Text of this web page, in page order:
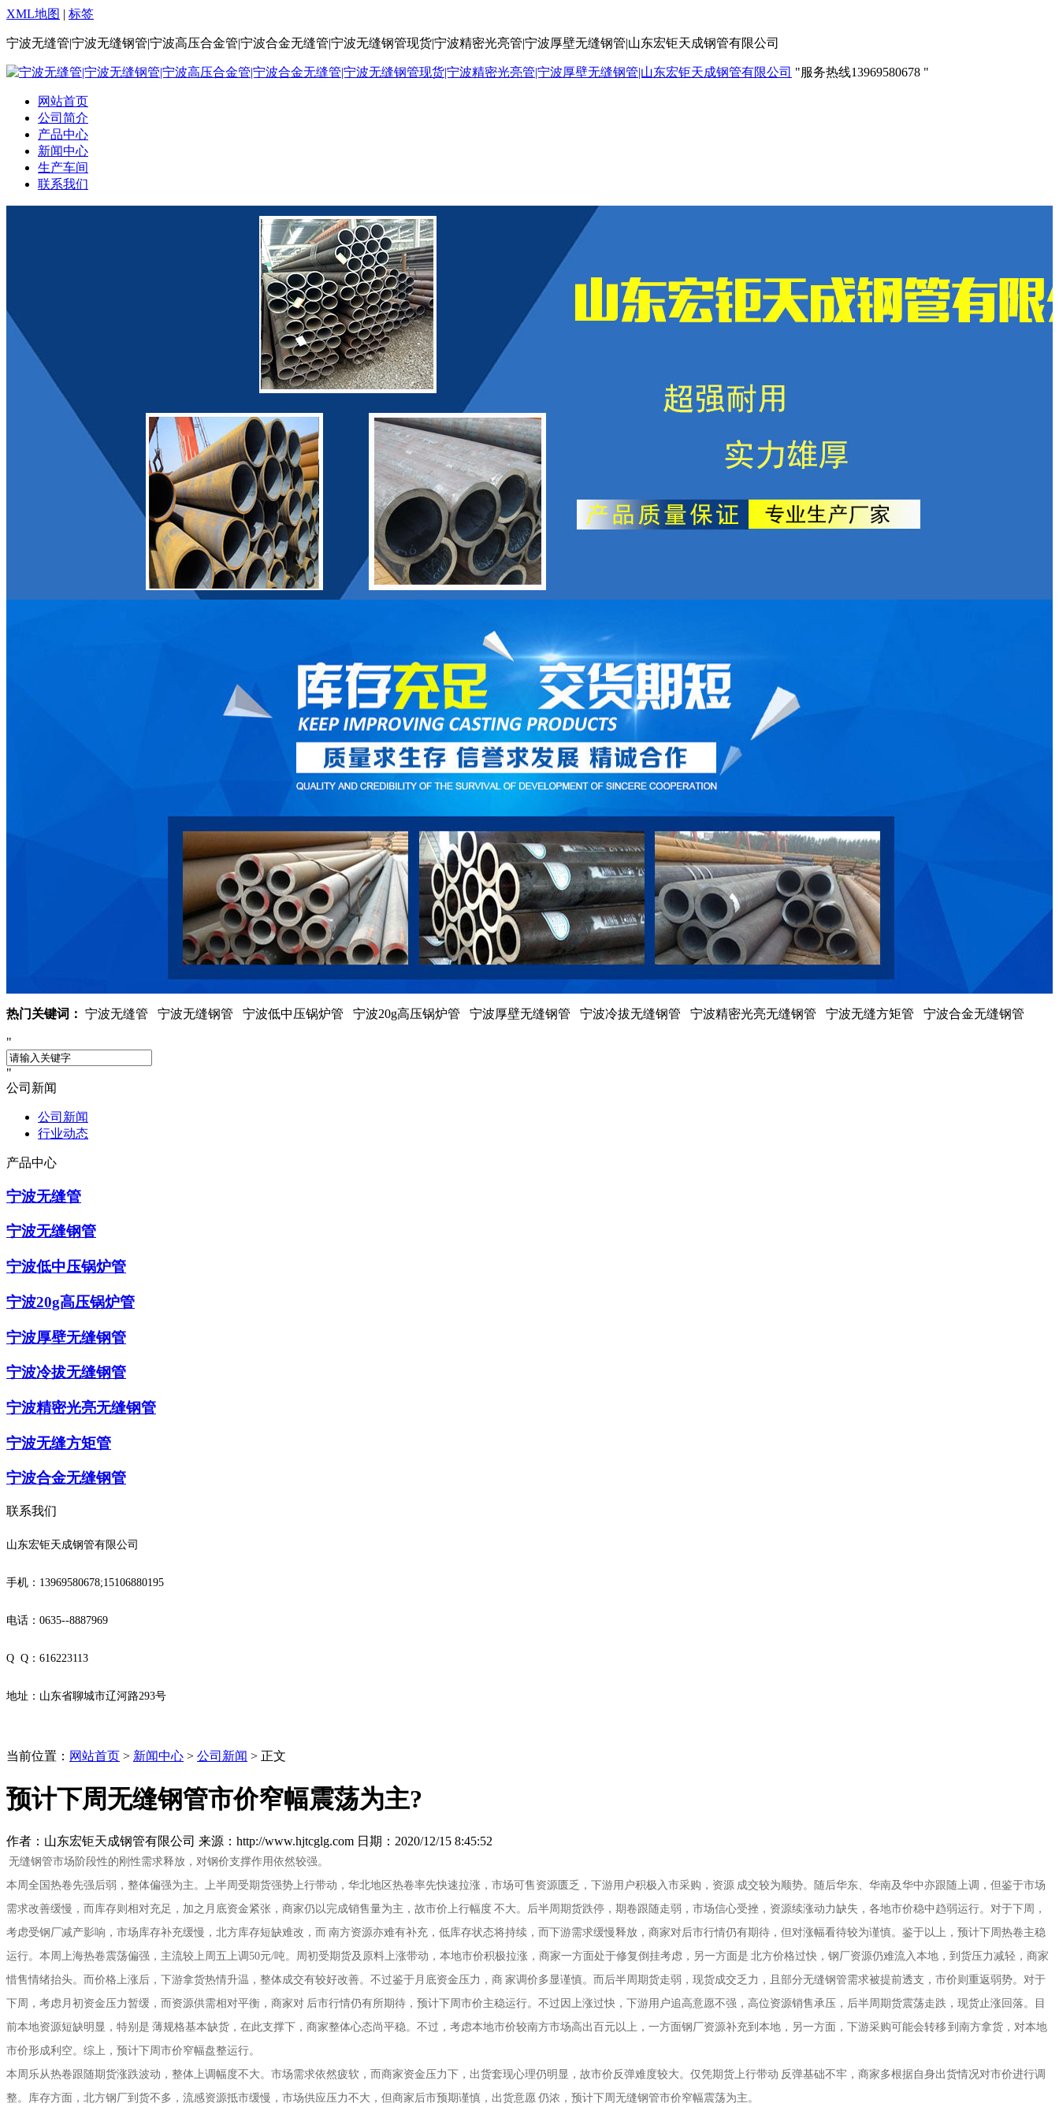
XML地图 | 标签
宁波无缝管|宁波无缝钢管|宁波高压合金管|宁波合金无缝管|宁波无缝钢管现货|宁波精密光亮管|宁波厚壁无缝钢管|山东宏钜天成钢管有限公司
服务热线13969580678
网站首页
公司简介
产品中心
新闻中心
生产车间
联系我们
热门关键词： 宁波无缝管 宁波无缝钢管 宁波低中压锅炉管 宁波20g高压锅炉管 宁波厚壁无缝钢管 宁波冷拔无缝钢管 宁波精密光亮无缝钢管 宁波无缝方矩管 宁波合金无缝钢管
公司新闻
公司新闻
行业动态
产品中心
宁波无缝管
宁波无缝钢管
宁波低中压锅炉管
宁波20g高压锅炉管
宁波厚壁无缝钢管
宁波冷拔无缝钢管
宁波精密光亮无缝钢管
宁波无缝方矩管
宁波合金无缝钢管
联系我们
山东宏钜天成钢管有限公司
手机：13969580678;15106880195
电话：0635--8887969
Q Q：616223113
地址：山东省聊城市辽河路293号
当前位置： 网站首页 > 新闻中心 > 公司新闻 > 正文
预计下周无缝钢管市价窄幅震荡为主?
作者：山东宏钜天成钢管有限公司 来源：http://www.hjtcglg.com 日期：2020/12/15 8:45:52
无缝钢管市场阶段性的刚性需求释放，对钢价支撑作用依然较强。
本周全国热卷先强后弱，整体偏强为主。上半周受期货强势上行带动，华北地区热卷率先快速拉涨，市场可售资源匮乏，下游用户积极入市采购，资源 成交较为顺势。随后华东、华南及华中亦跟随上调，但鉴于市场
需求改善缓慢，而库存则相对充足，加之月底资金紧张，商家仍以完成销售量为主，故市价上行幅度 不大。后半周期货跌停，期卷跟随走弱，市场信心受挫，资源续涨动力缺失，各地市价稳中趋弱运行。对于下周，
考虑受钢厂减产影响，市场库存补充缓慢，北方库存短缺难改，而 南方资源亦难有补充，低库存状态将持续，而下游需求缓慢释放，商家对后市行情仍有期待，但对涨幅看待较为谨慎。鉴于以上，预计下周热卷主稳
运行。本周上海热卷震荡偏强，主流较上周五上调50元/吨。周初受期货及原料上涨带动，本地市价积极拉涨，商家一方面处于修复倒挂考虑，另一方面是 北方价格过快，钢厂资源仍难流入本地，到货压力减轻，商家
惜售情绪抬头。而价格上涨后，下游拿货热情升温，整体成交有较好改善。不过鉴于月底资金压力，商 家调价多显谨慎。而后半周期货走弱，现货成交乏力，且部分无缝钢管需求被提前透支，市价则重返弱势。对于
下周，考虑月初资金压力暂缓，而资源供需相对平衡，商家对 后市行情仍有所期待，预计下周市价主稳运行。不过因上涨过快，下游用户追高意愿不强，高位资源销售承压，后半周期货震荡走跌，现货止涨回落。目
前本地资源短缺明显，特别是 薄规格基本缺货，在此支撑下，商家整体心态尚平稳。不过，考虑本地市价较南方市场高出百元以上，一方面钢厂资源补充到本地，另一方面，下游采购可能会转移 到南方拿货，对本地
市价形成利空。综上，预计下周市价窄幅盘整运行。
本周乐从热卷跟随期货涨跌波动，整体上调幅度不大。市场需求依然疲软，而商家资金压力下，出货套现心理仍明显，故市价反弹难度较大。仅凭期货上行带动 反弹基础不牢，商家多根据自身出货情况对市价进行调
整。库存方面，北方钢厂到货不多，流感资源抵市缓慢，市场供应压力不大，但商家后市预期谨慎，出货意愿 仍浓，预计下周无缝钢管市价窄幅震荡为主。